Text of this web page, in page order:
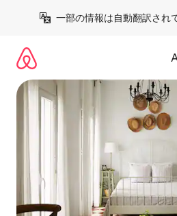
一部の情報は自動翻訳され